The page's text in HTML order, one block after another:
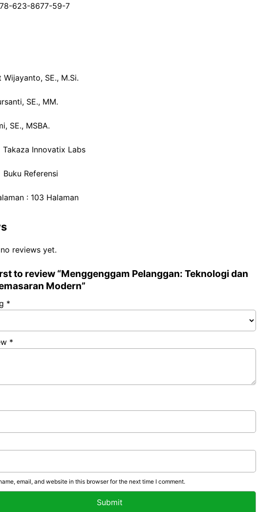
623-8677-59-7
Wijayanto, SE., M.Si.
SE., MM.
SE., MSBA.
Innovatix Labs
Referensi
: 103 Halaman
reviews yet.
to review “Menggenggam Pelanggan: Teknologi dan
Modern”
*
*
email, and website in this browser for the next time I comment.